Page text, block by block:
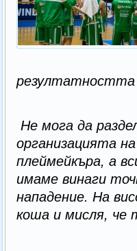
резултатността
Не мога да
организацията
плеймейкъра, а
имаме винаги
нападение. На
коша и мисля, че